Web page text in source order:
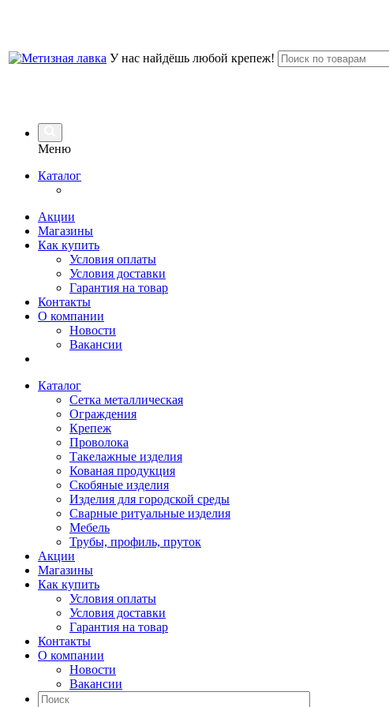
У нас найдёшь любой крепеж!
Меню
Каталог
Акции
Магазины
Как купить
Условия оплаты
Условия доставки
Гарантия на товар
Контакты
О компании
Новости
Вакансии
Каталог
Сетка металлическая
Ограждения
Крепеж
Проволока
Такелажные изделия
Кованая продукция
Скобяные изделия
Изделия для городской среды
Сварные ритуальные изделия
Мебель
Трубы, профиль, пруток
Акции
Магазины
Как купить
Условия оплаты
Условия доставки
Гарантия на товар
Контакты
О компании
Новости
Вакансии